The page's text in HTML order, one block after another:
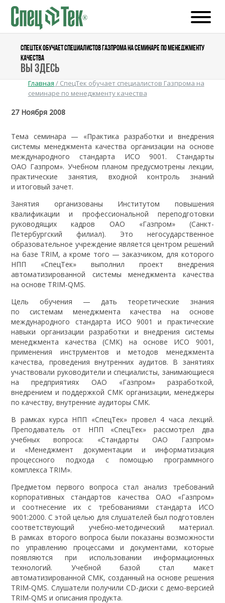
СПЕЦТЕК ОБУЧАЕТ СПЕЦИАЛИСТОВ ГАЗПРОМА НА СЕМИНАРЕ ПО МЕНЕДЖМЕНТУ
КАЧЕСТВА
Вы здесь
Главная / СпецТек обучает специалистов Газпрома на
семинаре по менеджменту качества
27 Ноября 2008
Тема семинара — «Практика разработки и внедрения
системы менеджмента качества организации на основе
международного стандарта ИСО 9001. Стандарты
ОАО Газпром». Учебном планом предусмотрены лекции,
практические занятия, входной контроль знаний
и итоговый зачет.
Занятия организованы Институтом повышения
квалификации и профессиональной переподготовки
руководящих кадров ОАО «Газпром» (Санкт-
Петербургский филиал). Это негосударственное
образовательное учреждение является центром решений
на базе TRIM, а кроме того — заказчиком, для которого
НПП «СпецТек» выполнил проект внедрения
автоматизированной системы менеджмента качества
на основе TRIM-QMS.
Цель обучения — дать теоретические знания
по системам менеджмента качества на основе
международного стандарта ИСО 9001 и практические
навыки организации разработки и внедрения системы
менеджмента качества (СМК) на основе ИСО 9001,
применения инструментов и методов менеджмента
качества, проведения внутренних аудитов. В занятиях
участвовали руководители и специалисты, занимающиеся
на предприятиях ОАО «Газпром» разработкой,
внедрением и поддержкой СМК организации, менеджеры
по качеству, внутренние аудиторы СМК.
В рамках курса НПП «СпецТек» провел 4 часа лекций.
Преподаватель от НПП «СпецТек» рассмотрел два
учебных вопроса: «Стандарты ОАО Газпром»
и «Менеджмент документации и информатизация
процессного подхода с помощью программного
комплекса TRIM».
Предметом первого вопроса стал анализ требований
корпоративных стандартов качества ОАО «Газпром»
и соотнесение их с требованиями стандарта ИСО
9001:2000. С этой целью для слушателей был подготовлен
соответствующий учебно-методический материал.
В рамках второго вопроса были показаны возможности
по управлению процессами и документами, которые
появляются при использовании информационных
технологий. Учебной базой стал макет
автоматизированной СМК, созданный на основе решения
TRIM-QMS. Слушатели получили CD-диски с демо-версией
TRIM-QMS и описания продукта.